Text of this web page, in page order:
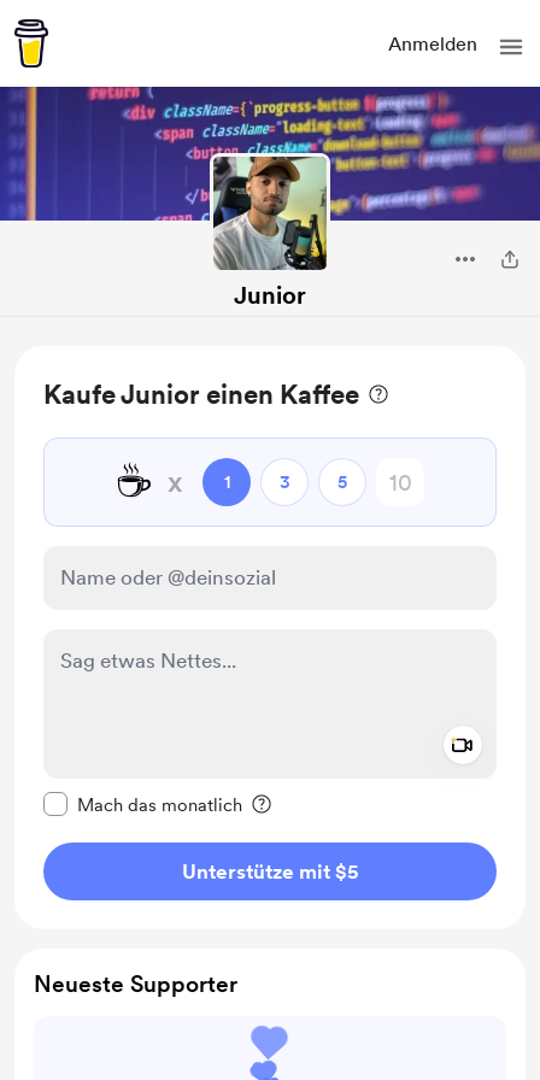
Anmelden
Junior
Kaufe Junior einen Kaffee
☕ x 1 3 5
Mach das monatlich
Unterstütze mit $5
Neueste Supporter